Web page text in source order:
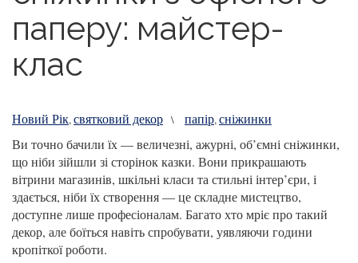
паперу: майстер-
клас
Новий Рік,святковий декор \ папір,сніжинки
Ви точно бачили їх — величезні, ажурні, об’ємні сніжинки,
що ніби зійшли зі сторінок казки. Вони прикрашають
вітрини магазинів, шкільні класи та стильні інтер’єри, і
здається, ніби їх створення — це складне мистецтво,
доступне лише професіоналам. Багато хто мріє про такий
декор, але боїться навіть спробувати, уявляючи години
кропіткої роботи.